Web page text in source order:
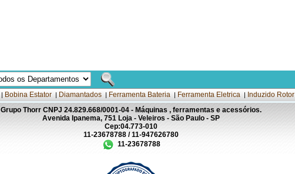
| Bobina Estator | Diamantados | Ferramenta Bateria | Ferramenta Eletrica | Induzido Rotor
Grupo Thorr CNPJ 24.829.668/0001-04 - Máquinas , ferramentas e acessórios.
Avenida Ipanema, 751 Loja - Veleiros - São Paulo - SP
Cep:04.773-010
11-23678788 / 11-947626780
11-23678788